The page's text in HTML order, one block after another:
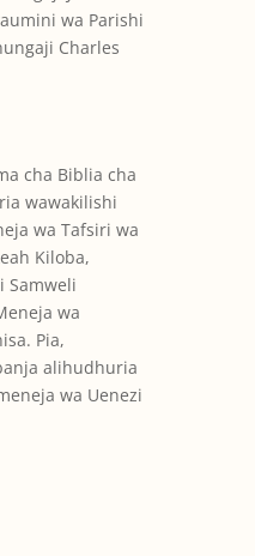
wa Parishi
Charles
cha Biblia cha
wawakilishi
wa Tafsiri wa
Kiloba,
Samweli
wa
Pia,
alihudhuria
wa Uenezi